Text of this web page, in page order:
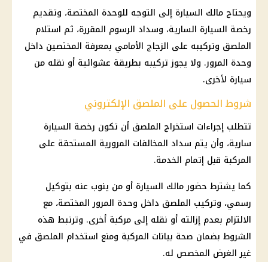
ويحتاج مالك السيارة إلى التوجه للوحدة المختصة، وتقديم
رخصة السيارة السارية، وسداد الرسوم المقررة، ثم استلام
الملصق وتركيبه على الزجاج الأمامي بمعرفة المختصين داخل
وحدة المرور. ولا يجوز تركيبه بطريقة عشوائية أو نقله من
سيارة لأخرى.
شروط الحصول على الملصق الإلكتروني
تتطلب إجراءات استخراج الملصق أن تكون رخصة السيارة
سارية، وأن يتم سداد المخالفات المرورية المستحقة على
المركبة قبل إتمام الخدمة.
كما يشترط حضور مالك السيارة أو من ينوب عنه بتوكيل
رسمي، وتركيب الملصق داخل وحدة المرور المختصة، مع
الالتزام بعدم إزالته أو نقله إلى مركبة أخرى. وترتبط هذه
الشروط بضمان صحة بيانات المركبة ومنع استخدام الملصق في
غير الغرض المخصص له.